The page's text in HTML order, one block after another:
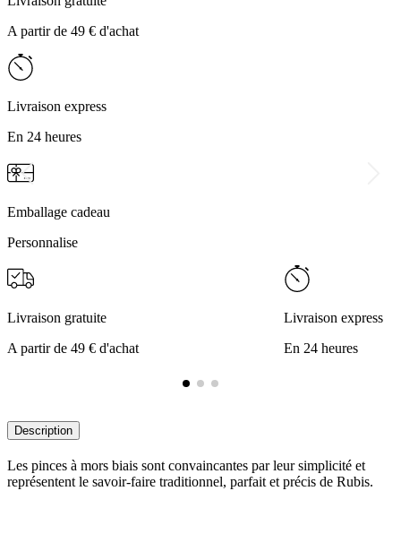
A partir de 49 € d'achat
Livraison express
En 24 heures
Emballage cadeau
Personnalise
Livraison gratuite
A partir de 49 € d'achat
Livraison express
En 24 heures
Description
Les pinces à mors biais sont convaincantes par leur simplicité et
représentent le savoir-faire traditionnel, parfait et précis de Rubis.